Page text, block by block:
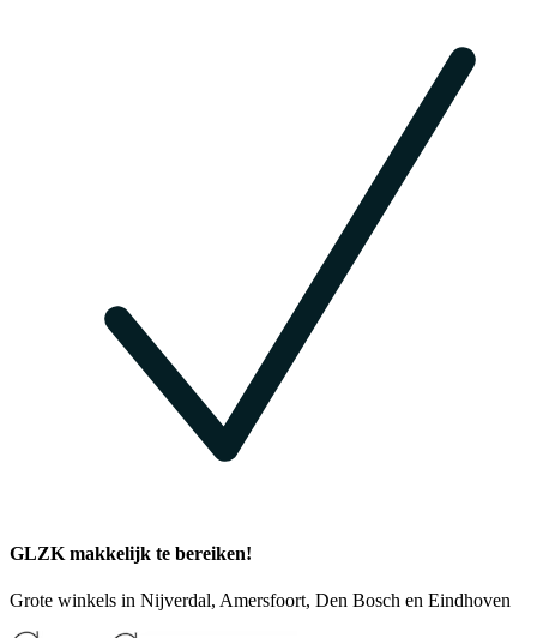
GLZK makkelijk te bereiken!
Grote winkels in Nijverdal, Amersfoort, Den Bosch en Eindhoven